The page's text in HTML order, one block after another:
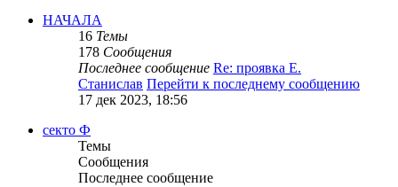
НАЧАЛА
16 Темы
178 Сообщения
Последнее сообщение Re: проявка Е.
Станислав Перейти к последнему сообщению
17 дек 2023, 18:56
секто Ф
Темы
Сообщения
Последнее сообщение